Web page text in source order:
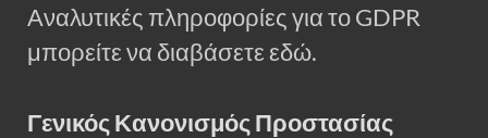
Αναλυτικές πληροφορίες για το GDPR
μπορείτε να διαβάσετε εδώ.
Γενικός Κανονισμός Προστασίας